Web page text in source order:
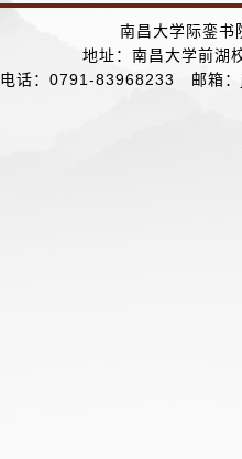
南昌大学际銮书
地址：南昌大学前湖
电话：0791-83968233 邮箱